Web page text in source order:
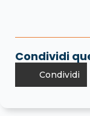
Condividi
Condividi